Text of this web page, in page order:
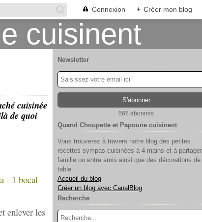
Connexion + Créer mon blog
cuisinée
de quoi
- 1 bocal
enlever les
Newsletter
566 abonnés
Quand Choupette et Papoune cuisinent
Vous trouverez à travers notre blog des petites
recettes sympas cuisinées à 4 mains et à
famille ou entre amis ainsi que des décorations de
table.
Accueil du blog
Créer un blog avec CanalBlog
Recherche